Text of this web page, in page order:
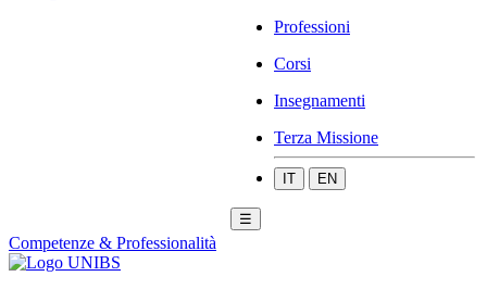
Professioni
Corsi
Insegnamenti
Terza Missione
IT EN
☰
Competenze & Professionalità